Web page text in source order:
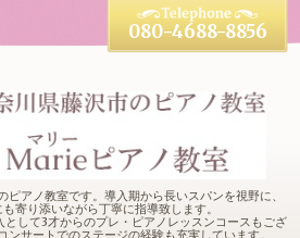
アノ教室です。導入期から長いスパンを視野に、
寄り添いながら丁寧に指導致します。
として3才からのプレ・ピアノレッスンコースもござ
ンサートでのステージの経験も充実しています。
080-4688-8856